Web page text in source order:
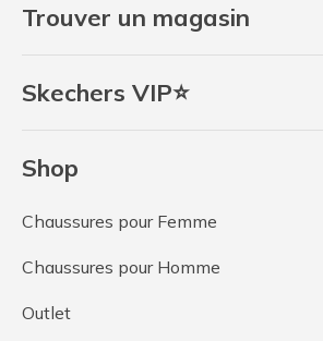
Trouver un magasin
Skechers VIP⭐
Shop
Chaussures pour Femme
Chaussures pour Homme
Outlet